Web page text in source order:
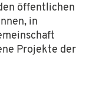
öffentlichen
in
Projekte der